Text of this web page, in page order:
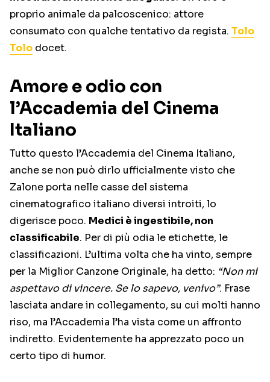
proprio animale da palcoscenico: attore
consumato con qualche tentativo da regista. Tolo
Tolo docet.
Amore e odio con
l’Accademia del Cinema
Italiano
Tutto questo l’Accademia del Cinema Italiano,
anche se non può dirlo ufficialmente visto che
Zalone porta nelle casse del sistema
cinematografico italiano diversi introiti, lo
digerisce poco. Medici è ingestibile, non
classificabile. Per di più odia le etichette, le
classificazioni. L’ultima volta che ha vinto, sempre
per la Miglior Canzone Originale, ha detto: “Non mi
aspettavo di vincere. Se lo sapevo, venivo”. Frase
lasciata andare in collegamento, su cui molti hanno
riso, ma l’Accademia l’ha vista come un affronto
indiretto. Evidentemente ha apprezzato poco un
certo tipo di humor.